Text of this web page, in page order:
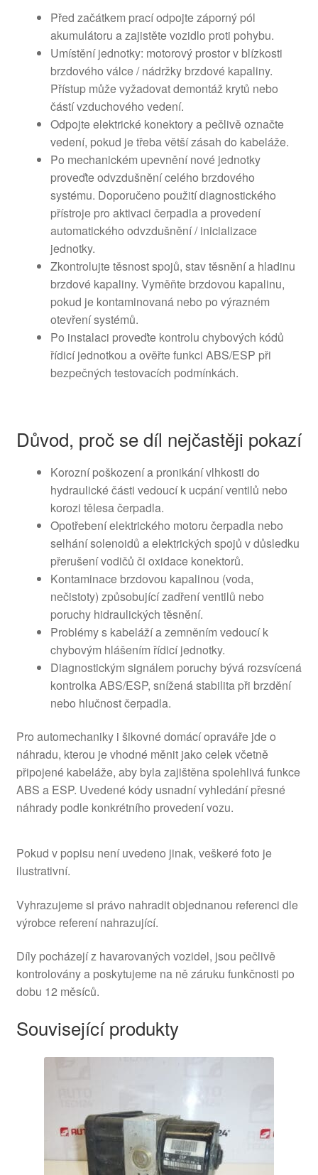
Před začátkem prací odpojte záporný pól
akumulátoru a zajistěte vozidlo proti pohybu.
Umístění jednotky: motorový prostor v blízkosti
brzdového válce / nádržky brzdové kapaliny.
Přístup může vyžadovat demontáž krytů nebo
částí vzduchového vedení.
Odpojte elektrické konektory a pečlivě označte
vedení, pokud je třeba větší zásah do kabeláže.
Po mechanickém upevnění nové jednotky
proveďte odvzdušnění celého brzdového
systému. Doporučeno použití diagnostického
přístroje pro aktivaci čerpadla a provedení
automatického odvzdušnění / inicializace
jednotky.
Zkontrolujte těsnost spojů, stav těsnění a hladinu
brzdové kapaliny. Vyměňte brzdovou kapalinu,
pokud je kontaminovaná nebo po výrazném
otevření systémů.
Po instalaci proveďte kontrolu chybových kódů
řídicí jednotkou a ověřte funkci ABS/ESP při
bezpečných testovacích podmínkách.
Důvod, proč se díl nejčastěji pokazí
Korozní poškození a pronikání vlhkosti do
hydraulické části vedoucí k ucpání ventilů nebo
korozi tělesa čerpadla.
Opotřebení elektrického motoru čerpadla nebo
selhání solenoidů a elektrických spojů v důsledku
přerušení vodičů či oxidace konektorů.
Kontaminace brzdovou kapalinou (voda,
nečistoty) způsobující zadření ventilů nebo
poruchy hidraulických těsnění.
Problémy s kabeláží a zemněním vedoucí k
chybovým hlášením řídicí jednotky.
Diagnostickým signálem poruchy bývá rozsvícená
kontrolka ABS/ESP, snížená stabilita při brzdění
nebo hlučnost čerpadla.
Pro automechaniky i šikovné domácí opraváře jde o
náhradu, kterou je vhodné měnit jako celek včetně
připojené kabeláže, aby byla zajištěna spolehlivá funkce
ABS a ESP. Uvedené kódy usnadní vyhledání přesné
náhrady podle konkrétního provedení vozu.
Pokud v popisu není uvedeno jinak, veškeré foto je
ilustrativní.
Vyhrazujeme si právo nahradit objednanou referenci dle
výrobce referení nahrazující.
Díly pocházejí z havarovaných vozidel, jsou pečlivě
kontrolovány a poskytujeme na ně záruku funkčnosti po
dobu 12 měsíců.
Související produkty